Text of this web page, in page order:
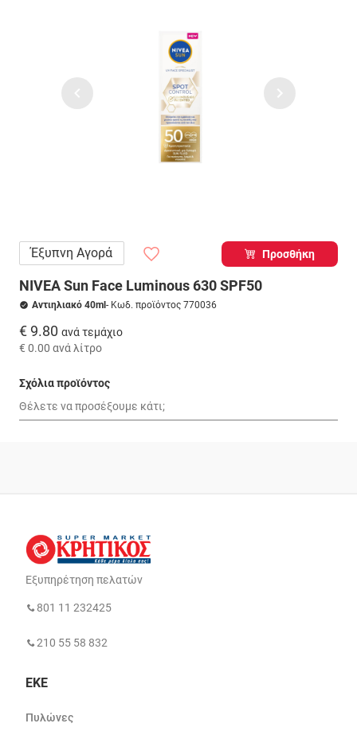
Έξυπνη Αγορά Προσθήκη
NIVEA Sun Face Luminous 630 SPF50
Αντιηλιακό 40ml - Κωδ. προϊόντος 770036
€ 9.80 ανά τεμάχιο
€ 0.00 ανά λίτρο
Σχόλια προϊόντος
Εξυπηρέτηση πελατών
801 11 232425
210 55 58 832
ΕΚΕ
Πυλώνες